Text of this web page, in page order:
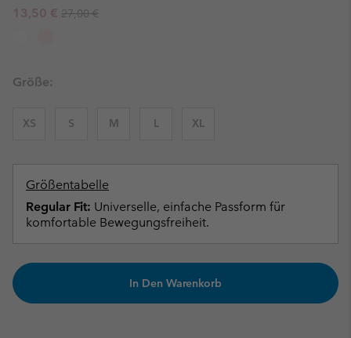
Sale price:
13,50 € Regular price:
27,00 €
Größe:
XS S M L XL
Größentabelle
Regular Fit: Universelle, einfache Passform für
komfortable Bewegungsfreiheit.
In Den Warenkorb